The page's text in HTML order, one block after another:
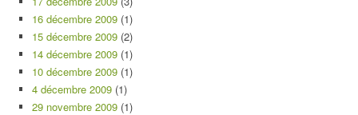
16 décembre 2009 (1)
15 décembre 2009 (2)
14 décembre 2009 (1)
10 décembre 2009 (1)
4 décembre 2009 (1)
29 novembre 2009 (1)